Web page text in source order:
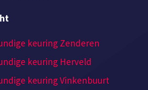
keuring Zenderen
keuring Herveld
keuring Vinkenbuurt